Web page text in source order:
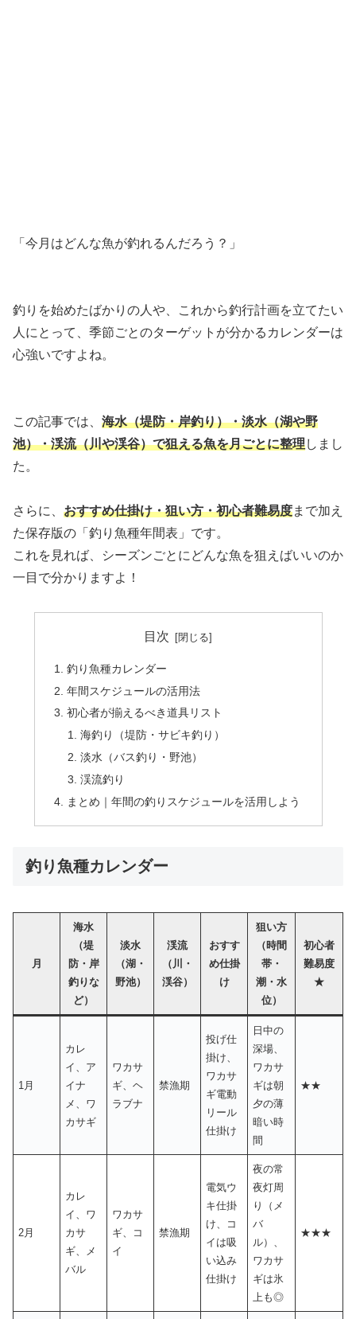
「今月はどんな魚が釣れるんだろう？」
釣りを始めたばかりの人や、これから釣行計画を立てたい
人にとって、季節ごとのターゲットが分かるカレンダーは
心強いですよね。
この記事では、 海水（堤防・岸釣り）・淡水（湖や野
池）・渓流（川や渓谷）で狙える魚を月ごとに整理しまし
た。
さらに、 おすすめ仕掛け・狙い方・初心者難易度まで加え
た保存版の「釣り魚種年間表」です。
これを見れば、シーズンごとにどんな魚を狙えばいいのか
一目で分かりますよ！
目次
釣り魚種カレンダー
年間スケジュールの活用法
初心者が揃えるべき道具リスト
海釣り（堤防・サビキ釣り）
淡水（バス釣り・野池）
渓流釣り
まとめ｜年間の釣りスケジュールを活用しよう
釣り魚種カレンダー
月
海水
（堤
防・岸
釣りな
ど）
淡水
（湖・
野池）
渓流
（川・
渓谷）
おすす
め仕掛
け
狙い方
（時間
帯・
潮・水
位）
初心者
難易度
★
1月
カレ
イ、ア
イナ
メ、ワ
カサギ
ワカサ
ギ、ヘ
ラブナ
禁漁期
投げ仕
掛け、
ワカサ
ギ電動
リール
仕掛け
日中の
深場、
ワカサ
ギは朝
夕の薄
暗い時
間
★★
2月
カレ
イ、ワ
カサ
ギ、メ
バル
ワカサ
ギ、コ
イ
禁漁期
電気ウ
キ仕掛
け、コ
イは吸
い込み
仕掛け
夜の常
夜灯周
り（メ
バ
ル）、
ワカサ
ギは氷
上も◎
★★★